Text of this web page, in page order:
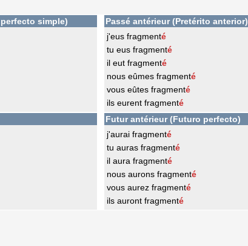
simple)
Passé antérieur (Pretérito anterior)
j'eus fragmenté
tu eus fragmenté
il eut fragmenté
nous eûmes fragmenté
vous eûtes fragmenté
ils eurent fragmenté
Futur antérieur (Futuro perfecto)
j'aurai fragmenté
tu auras fragmenté
il aura fragmenté
nous aurons fragmenté
vous aurez fragmenté
ils auront fragmenté